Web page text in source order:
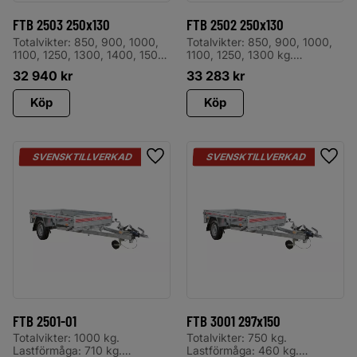
FTB 2503 250x130
Totalvikter: 850, 900, 1000,
1100, 1250, 1300, 1400, 1500
720, 820, 970, 1020, 1120,
1220 kg. Levereras med
odämpad tipp, spiralkabel,
stödhjul, invändiga
bultsfälgar, samt plåtskärmar
med avbärare
32 940 kr
Köp
FTB 2502 250x130
Totalvikter: 850, 900, 1000,
1100, 1250, 1300 kg.
830, 980, 1030 kg. Levereras
med odämpad tipp,
spiralkabel, stödhjul, invändiga
surrningsöglor CE-märkta,
med avbärare
33 283 kr
Köp
FTB 2501-01
Totalvikter: 1000 kg.
Lastförmåga: 710 kg.
SVENSKTILLVERKAD
Lägg till i favoriter
FTB 3001 297x150
Totalvikter: 750 kg.
Lastförmåga: 460 kg.
SVENSKTILLVERKAD